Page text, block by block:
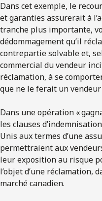
Dans cet exemple, le
et garanties assurerait à
tranche plus importante,
dédommagement qu’il
contrepartie solvable et,
commercial du vendeur
réclamation, à se
que ne le ferait un
Dans une opération «
les clauses
Unis aux termes d’une
permettraient aux
leur exposition au risque
l’objet d’une réclamation,
marché canadien.